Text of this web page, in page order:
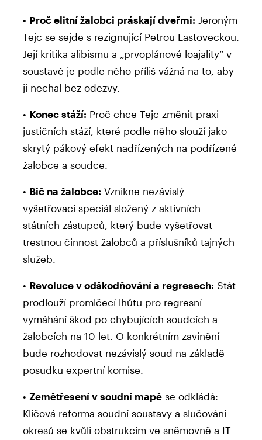
• Proč elitní žalobci práskají dveřmi: Jeroným
Tejc se sejde s rezignující Petrou Lastoveckou.
Její kritika alibismu a „prvoplánové loajality“ v
soustavě je podle něho příliš vážná na to, aby
ji nechal bez odezvy.
• Konec stáží: Proč chce Tejc změnit praxi
justičních stáží, které podle něho slouží jako
skrytý pákový efekt nadřízených na podřízené
žalobce a soudce.
• Bič na žalobce: Vznikne nezávislý
vyšetřovací speciál složený z aktivních
státních zástupců, který bude vyšetřovat
trestnou činnost žalobců a příslušníků tajných
služeb.
• Revoluce v odškodňování a regresech: Stát
prodlouží promlčecí lhůtu pro regresní
vymáhání škod po chybujících soudcích a
žalobcích na 10 let. O konkrétním zavinění
bude rozhodovat nezávislý soud na základě
posudku expertní komise.
• Zemětřesení v soudní mapě se odkládá:
Klíčová reforma soudní soustavy a slučování
okresů se kvůli obstrukcím ve sněmovně a IT